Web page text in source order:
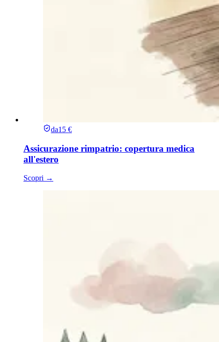
da15 €
Assicurazione rimpatrio: copertura medica
all'estero
Scopri →